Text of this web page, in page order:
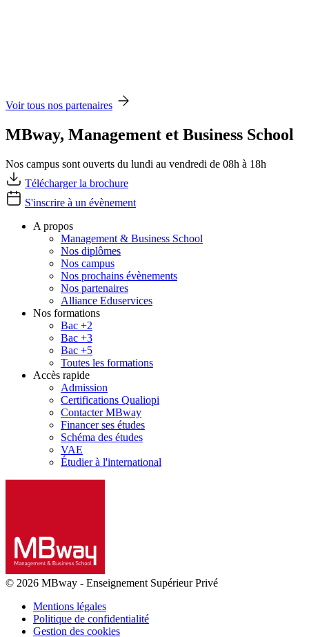
Voir tous nos partenaires
MBway, Management et Business School
Nos campus sont ouverts du lundi au vendredi de 08h à 18h
Télécharger la brochure
S'inscrire à un évènement
A propos
Management & Business School
Nos diplômes
Nos campus
Nos prochains évènements
Nos partenaires
Alliance Eduservices
Nos formations
Bac +2
Bac +3
Bac +5
Toutes les formations
Accès rapide
Admission
Certifications Qualiopi
Contacter MBway
Financer ses études
Schéma des études
VAE
Étudier à l'international
© 2026 MBway - Enseignement Supérieur Privé
Mentions légales
Politique de confidentialité
Gestion des cookies